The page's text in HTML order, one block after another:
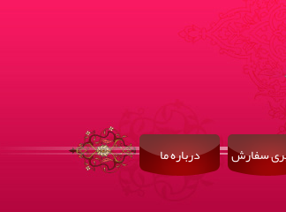
سفارش درباره ما